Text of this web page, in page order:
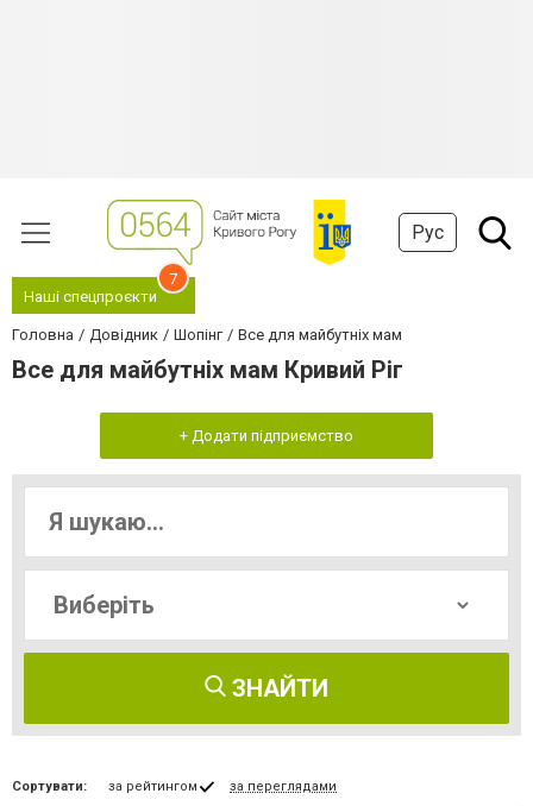
Рус
Наші спецпроєкти
7
Головна Довідник Шопінг Все для майбутніх мам
Все для майбутніх мам Кривий Ріг
+ Додати підприємство
ЗНАЙТИ
Сортувати: за рейтингом за переглядами